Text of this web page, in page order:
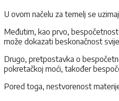
U ovom načelu za temelj se
Međutim, kao prvo,
može dokazati beskonačnost
Drugo, pretpostavka o
pokretačkoj moći, također
Pored toga, nestvorenost